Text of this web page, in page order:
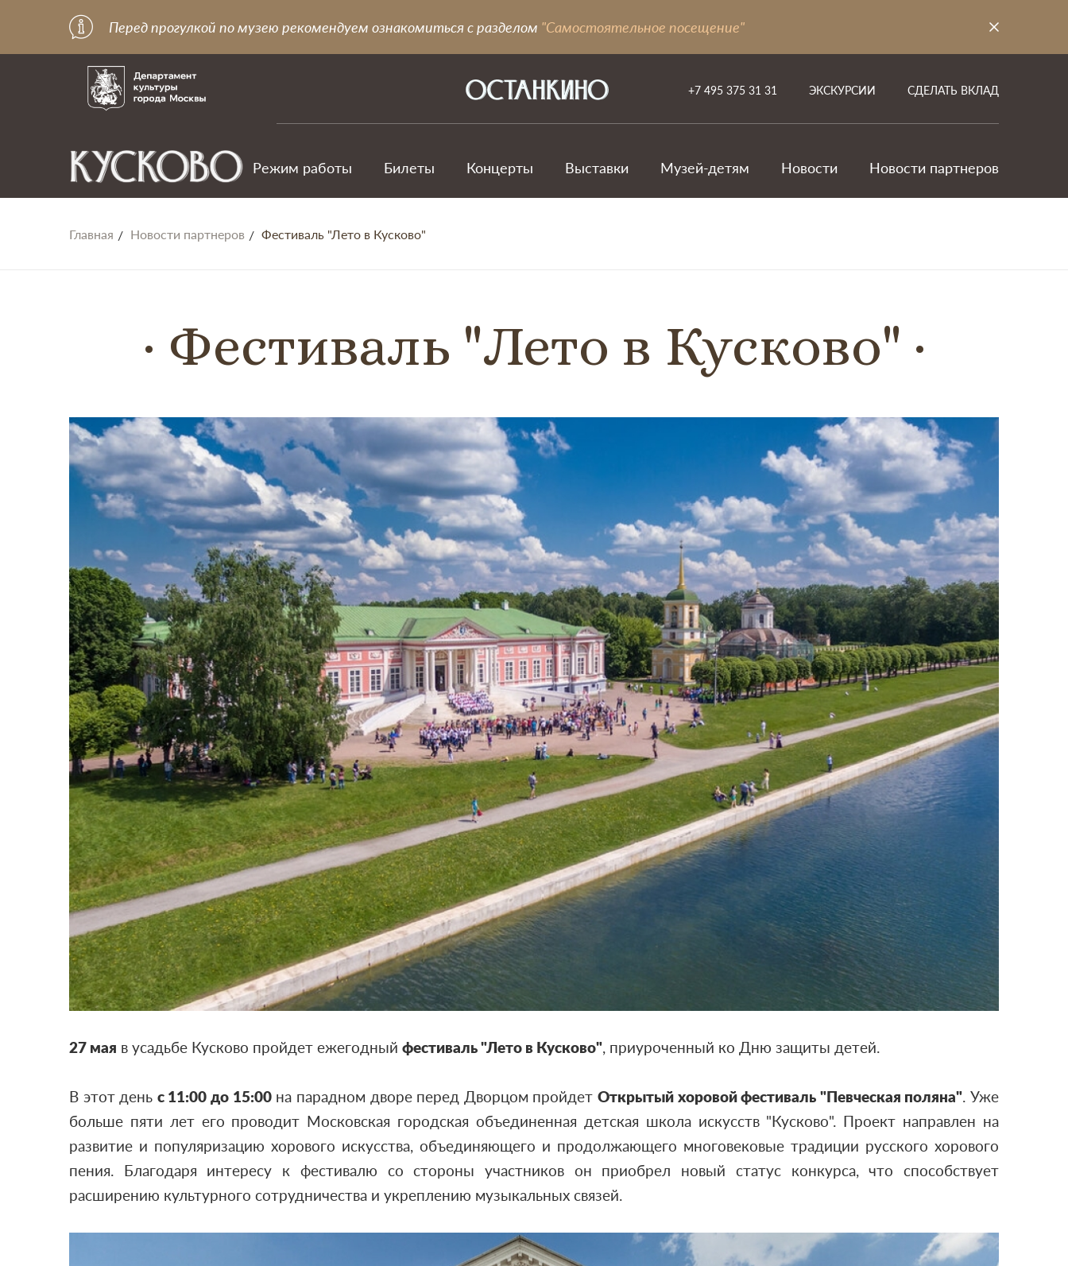
Перед прогулкой по музею рекомендуем ознакомиться с разделом "Самостоятельное посещение"
+7 495 375 31 31 ЭКСКУРСИИ СДЕЛАТЬ ВКЛАД
Режим работы Билеты Концерты Выставки Музей-детям Новости Новости партнеров
Главная Новости партнеров Фестиваль "Лето в Кусково"
Фестиваль "Лето в Кусково"
27 мая в усадьбе Кусково пройдет ежегодный фестиваль "Лето в Кусково", приуроченный ко Дню защиты детей.
В этот день с 11:00 до 15:00на парадном дворе перед Дворцом пройдет Открытый хоровой фестиваль "Певческая поляна". Уже
больше пяти лет его проводит Московская городская объединенная детская школа искусств "Кусково". Проект направлен на
развитие и популяризацию хорового искусства, объединяющего и продолжающего многовековые традиции русского хорового
пения. Благодаря интересу к фестивалю со стороны участников он приобрел новый статус конкурса, что способствует
расширению культурного сотрудничества и укреплению музыкальных связей.